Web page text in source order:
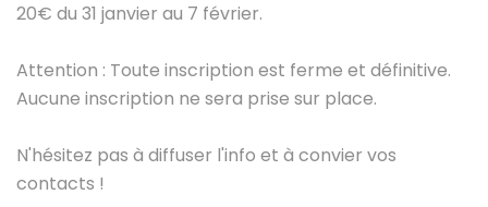
20€ du 31 janvier au 7 février.
Attention : Toute inscription est ferme et définitive.
Aucune inscription ne sera prise sur place.
N'hésitez pas à diffuser l'info et à convier vos
contacts !